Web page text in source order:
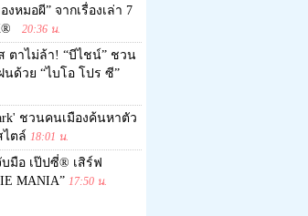
หมอผี” จากเรื่องเล่า 7
20:36 น.
ตาไม่ล้า! “บีไชน์” ชวน
ด้วย “ไบโอ โปร ซี”
ชวนคนเมืองค้นหาตัว
ตล์ 18:01 น.
มือ เป๊ปซี่® เสิร์ฟ
MANIA” 17:50 น.